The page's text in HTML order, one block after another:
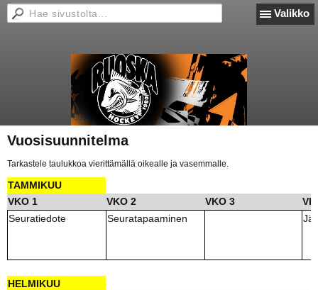
Valikko
Vuosisuunnitelma
Tarkastele taulukkoa vierittämällä oikealle ja vasemmalle.
TAMMIKUU
VKO 1
VKO 2 VKO 3
Seuratiedote
Seuratapaaminen
HELMIKUU